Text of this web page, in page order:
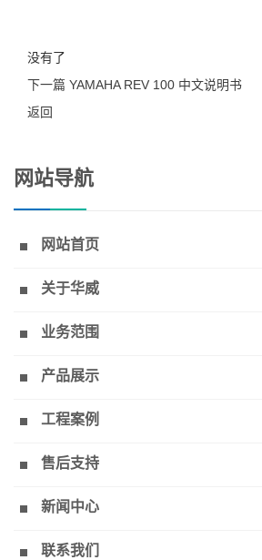
没有了
下一篇 YAMAHA REV 100 中文说明书
返回
网站导航
网站首页
关于华威
业务范围
产品展示
工程案例
售后支持
新闻中心
联系我们